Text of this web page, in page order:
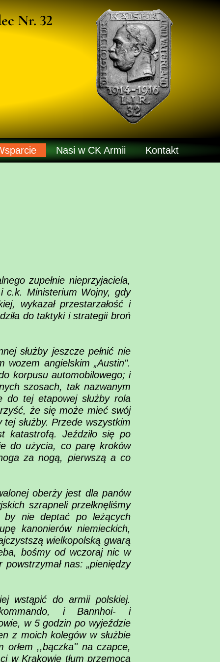
zupełnie nieprzyjaciela,
c.k. Ministerium Wojny, gdy
wykazał przestarzałość i
do taktyki i strategii broń
służby jeszcze pełnić nie
wozem angielskim „Austin".
korpusu automobilowego; i
szosach, tak nazwanym
do tej etapowej służby rola
że się może mieć swój
służby. Przede wszystkim
katastrofą. Jeździło się po
do użycia, co parę kroków
za nogą, pierwszą a co
oberży jest dla panów
szrapneli przełknęliśmy
by nie deptać po leżących
kanonierów niemieckich,
wielkopolską gwarą
bośmy od wczoraj nic w
nas: „pieniędzy
wstąpić do armii polskiej.
i Bannhoi- i
w 5 godzin po wyjeździe
z moich kolegów w służbie
orłem ,,bączka'' na czapce,
w Krakowie tłum przemocą
Nasi w CK Armii Kontakt
Nr. 32